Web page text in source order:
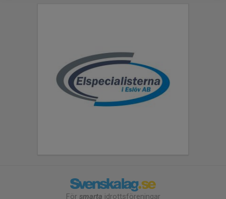
För smarta idrottsföreningar